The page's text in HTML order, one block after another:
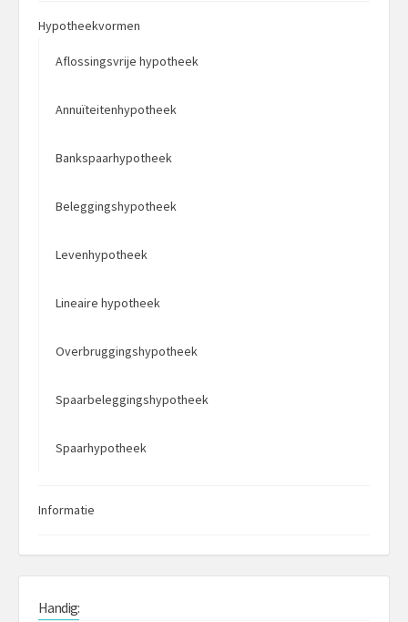
Hypotheekvormen
Aflossingsvrije hypotheek
Annuïteitenhypotheek
Bankspaarhypotheek
Beleggingshypotheek
Levenhypotheek
Lineaire hypotheek
Overbruggingshypotheek
Spaarbeleggingshypotheek
Spaarhypotheek
Informatie
Handig: